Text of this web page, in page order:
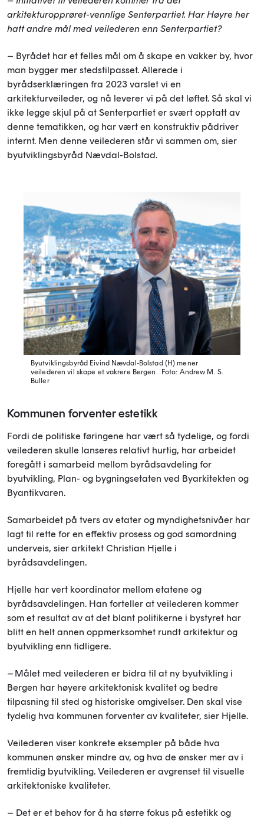
arkitekturopprøret-vennlige Senterpartiet. Har Høyre her
hatt andre mål med veilederen enn Senterpartiet?
– Byrådet har et felles mål om å skape en vakker by, hvor
man bygger mer stedstilpasset. Allerede i
byrådserklæringen fra 2023 varslet vi en
arkitekturveileder, og nå leverer vi på det løftet. Så skal vi
ikke legge skjul på at Senterpartiet er svært opptatt av
denne tematikken, og har vært en konstruktiv pådriver
internt. Men denne veilederen står vi sammen om, sier
byutviklingsbyråd Nævdal-Bolstad.
Byutviklingsbyråd Eivind Nævdal-Bolstad (H) mener
veilederen vil skape et vakrere Bergen.
Foto: Andrew M. S.
Buller
Kommunen forventer estetikk
Fordi de politiske føringene har vært så tydelige, og fordi
veilederen skulle lanseres relativt hurtig, har arbeidet
foregått i samarbeid mellom byrådsavdeling for
byutvikling, Plan- og bygningsetaten ved Byarkitekten og
Byantikvaren.
Samarbeidet på tvers av etater og myndighetsnivåer har
lagt til rette for en effektiv prosess og god samordning
underveis, sier arkitekt Christian Hjelle i
byrådsavdelingen.
Hjelle har vert koordinator mellom etatene og
byrådsavdelingen. Han forteller at veilederen kommer
som et resultat av at det blant politikerne i bystyret har
blitt en helt annen oppmerksomhet rundt arkitektur og
byutvikling enn tidligere.
– Målet med veilederen er bidra til at ny byutvikling i
Bergen har høyere arkitektonisk kvalitet og bedre
tilpasning til sted og historiske omgivelser. Den skal vise
tydelig hva kommunen forventer av kvaliteter, sier Hjelle.
Veilederen viser konkrete eksempler på både hva
kommunen ønsker mindre av, og hva de ønsker mer av i
fremtidig byutvikling. Veilederen er avgrenset til visuelle
arkitektoniske kvaliteter.
– Det er et behov for å ha større fokus på estetikk og